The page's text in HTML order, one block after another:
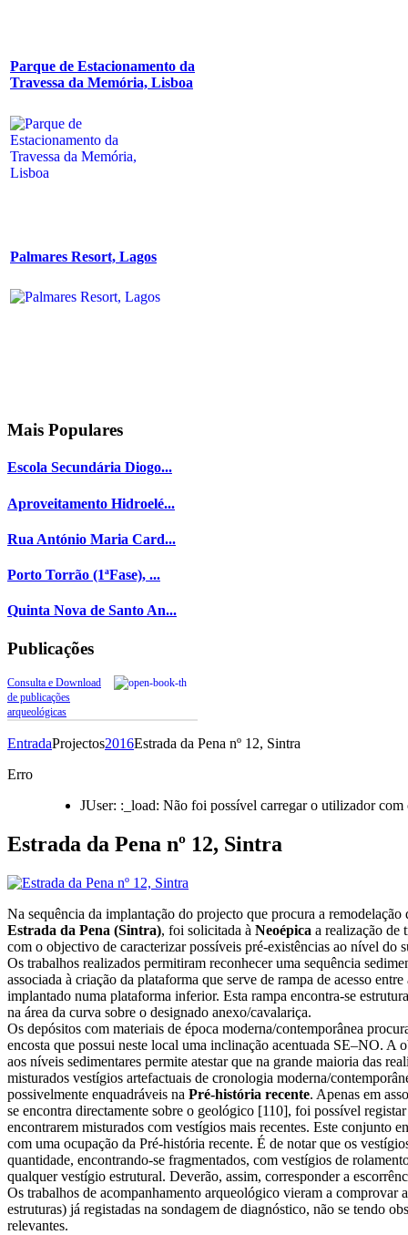
Parque de Estacionamento da
Travessa da Memória, Lisboa
Palmares Resort, Lagos
Mais Populares
Escola Secundária Diogo...
Aproveitamento Hidroelé...
Rua António Maria Card...
Porto Torrão (1ªFase), ...
Quinta Nova de Santo An...
Publicações
Consulta e Download
de publicações
arqueológicas
EntradaProjectos2016Estrada da Pena nº 12, Sintra
Erro
JUser: :_load: Não foi possível carregar o utilizador
Estrada da Pena nº 12, Sintra
Na sequência da implantação do projecto que procura a
Estrada da Pena (Sintra), foi solicitada à Neoépica a realização de
com o objectivo de caracterizar possíveis pré-existências ao nível do
Os trabalhos realizados permitiram reconhecer uma sequência
associada à criação da plataforma que serve de rampa de acesso
implantado numa plataforma inferior. Esta rampa encontra-se
na área da curva sobre o designado anexo/cavalariça.
Os depósitos com materiais de época moderna/contemporânea
encosta que possui neste local uma inclinação acentuada SE–NO. A
aos níveis sedimentares permite atestar que na grande maioria das
misturados vestígios artefactuais de cronologia moderna/
possivelmente enquadráveis na Pré-história recente. Apenas em
se encontra directamente sobre o geológico [110], foi possível
encontrarem misturados com vestígios mais recentes. Este conjunto
com uma ocupação da Pré-história recente. É de notar que os
quantidade, encontrando-se fragmentados, com vestígios de
qualquer vestígio estrutural. Deverão, assim, corresponder a
Os trabalhos de acompanhamento arqueológico vieram a comprovar
estruturas) já registadas na sondagem de diagnóstico, não se tendo
relevantes.